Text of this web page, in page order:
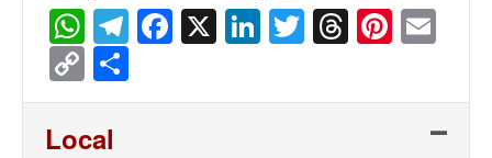
WhatsApp
Telegram
Facebook
X LinkedIn
Twitter
Threads
Copy
Link
Local